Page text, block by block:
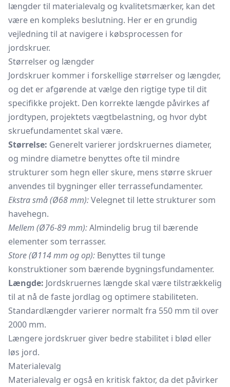
længder til materialevalg og kvalitetsmærker, kan det
være en kompleks beslutning. Her er en grundig
vejledning til at navigere i købsprocessen for
jordskruer.
Størrelser og længder
Jordskruer kommer i forskellige størrelser og længder,
og det er afgørende at vælge den rigtige type til dit
specifikke projekt. Den korrekte længde påvirkes af
jordtypen, projektets vægtbelastning, og hvor dybt
skruefundamentet skal være.
Størrelse: Generelt varierer jordskruernes diameter,
og mindre diametre benyttes ofte til mindre
strukturer som hegn eller skure, mens større skruer
anvendes til bygninger eller terrassefundamenter.
Ekstra små (Ø68 mm):Velegnet til lette strukturer som
havehegn.
Mellem (Ø76-89 mm):Almindelig brug til bærende
elementer som terrasser.
Store (Ø114 mm og op): Benyttes til tunge
konstruktioner som bærende bygningsfundamenter.
Længde: Jordskruernes længde skal være tilstrækkelig
til at nå de faste jordlag og optimere stabiliteten.
Standardlængder varierer normalt fra 550 mm til over
2000 mm.
Længere jordskruer giver bedre stabilitet i blød eller
løs jord.
Materialevalg
Materialevalg er også en kritisk faktor, da det påvirker